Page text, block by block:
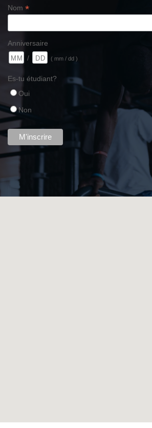
Nom*
Anniversaire
/
( mm / dd )
Es-tu étudiant?
Oui
Non